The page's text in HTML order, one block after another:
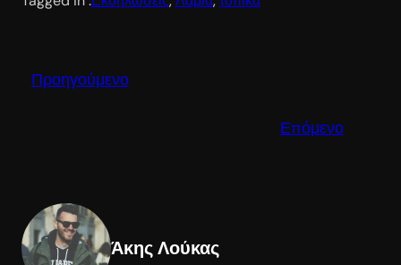
Προηγούμενο
Επόμενο
Άκης Λούκας